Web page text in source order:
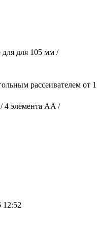
для 105 мм /
рассеивателем от
4 элемента AA /
12:52